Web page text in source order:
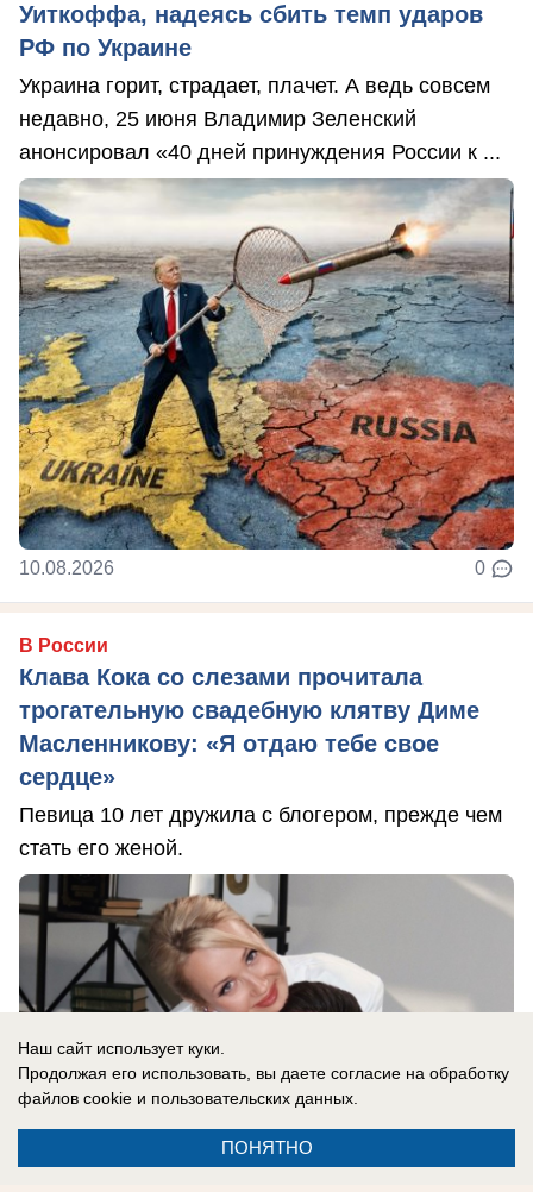
Уиткоффа, надеясь сбить темп ударов
РФ по Украине
Украина горит, страдает, плачет. А ведь совсем
недавно, 25 июня Владимир Зеленский
анонсировал «40 дней принуждения России к ...
10.08.2026 0
В России
Клава Кока со слезами прочитала
трогательную свадебную клятву Диме
Масленникову: «Я отдаю тебе свое
сердце»
Певица 10 лет дружила с блогером, прежде чем
стать его женой.
Наш сайт использует куки.
Продолжая его использовать, вы даете согласие на обработку
файлов cookie и пользовательских данных.
ПОНЯТНО